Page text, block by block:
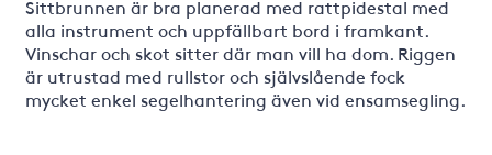
Sittbrunnen är bra planerad med rattpidestal med
alla instrument och uppfällbart bord i framkant.
Vinschar och skot sitter där man vill ha dom. Riggen
är utrustad med rullstor och självslående fock
mycket enkel segelhantering även vid ensamsegling.